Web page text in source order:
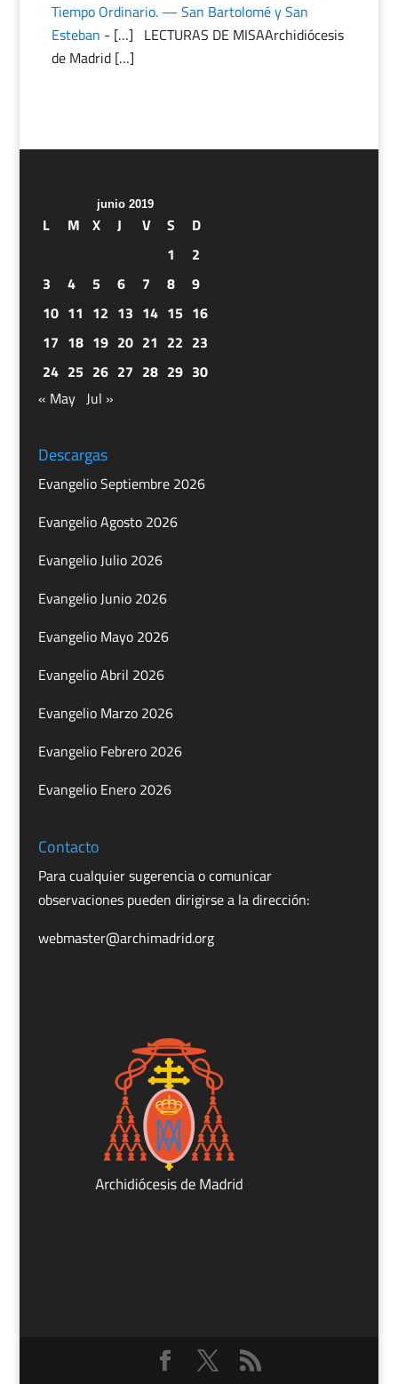
Tiempo Ordinario. — San Bartolomé y San
Esteban - […] LECTURAS DE MISAArchidiócesis
de Madrid […]
junio 2019
L M X J V S
D
1
2
3
4 5 6 7 8
9
10 11 12 13 14 15 16
17 18 19 20 21 22 23
24 25 26 27 28 29 30
« May Jul »
Descargas
Evangelio Septiembre 2026
Evangelio Agosto 2026
Evangelio Julio 2026
Evangelio Junio 2026
Evangelio Mayo 2026
Evangelio Abril 2026
Evangelio Marzo 2026
Evangelio Febrero 2026
Evangelio Enero 2026
Contacto
Para cualquier sugerencia o comunicar
observaciones pueden dirigirse a la dirección:
webmaster@archimadrid.org